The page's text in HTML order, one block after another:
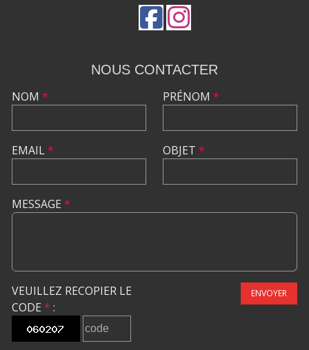
NOUS CONTACTER
NOM *
EMAIL*
PRÉNOM *
OBJET *
MESSAGE *
VEUILLEZ RECOPIER LE
CODE * :
ENVOYER